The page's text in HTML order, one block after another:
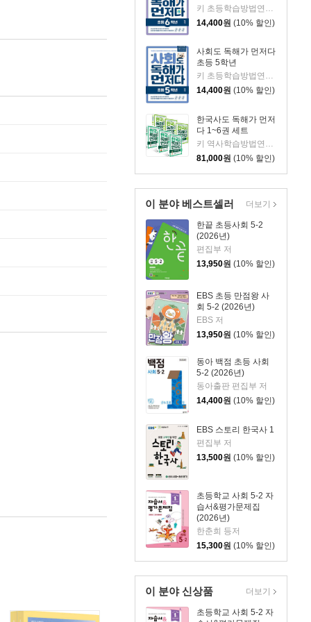
14,400원 (10% 할인)
사회도 독해가 먼저다
초등 5학년
키 초등학습방법연구소 저/서영 그림
14,400원 (10% 할인)
한국사도 독해가 먼저
다 1~6권 세트
키 역사학습방법연구소 저/강은옥,다나 ,서영 그림
81,000원 (10% 할인)
이 분야 베스트셀러
한끝 초등사회 5-2
(2026년)
편집부 저
13,950원 (10% 할인)
EBS 초등 만점왕 사
회 5-2 (2026년)
EBS 저
13,950원 (10% 할인)
동아 백점 초등 사회
5-2 (2026년)
동아출판 편집부 저
14,400원 (10% 할인)
EBS 스토리 한국사 1
편집부 저
13,500원 (10% 할인)
초등학교 사회 5-2 자
습서&평가문제집
(2026년)
한춘희 등저
15,300원 (10% 할인)
더보기
이 분야 신상품
초등학교 사회 5-2 자
더보기